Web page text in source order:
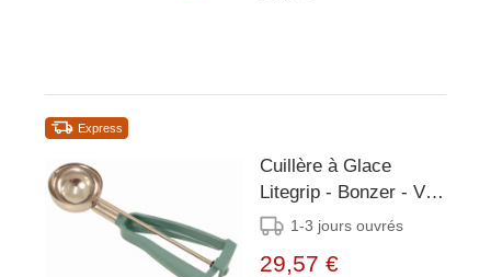
Express
Cuillère à Glace
Litegrip - Bonzer - Vert
Inox - Taille 12 - 84ml
1-3 jours ouvrés
29,57 €